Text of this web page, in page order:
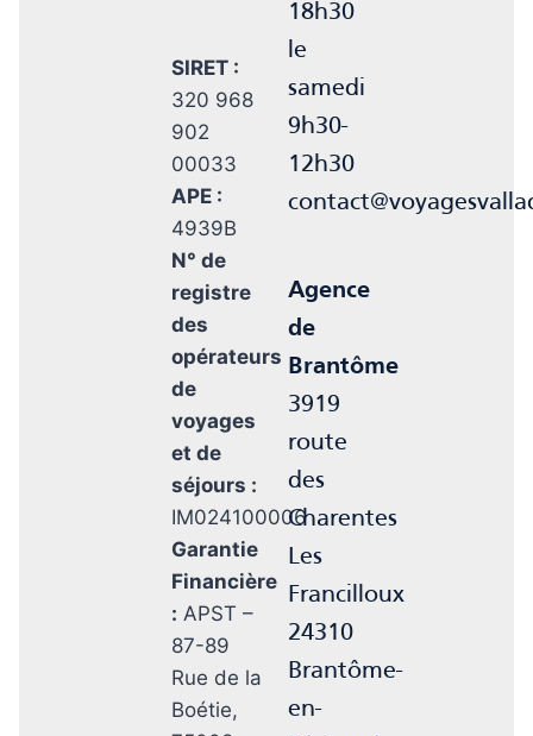
SIRET :
320 968
902
00033
APE :
4939B
N° de
registre
des
opérateurs
de
voyages
et de
séjours :
IM024100006
Garantie
Financière
: APST –
87-89
Rue de la
Boétie,
18h30
le
samedi
9h30-
12h30
Agence
de
Brantôme
3919
route
des
Charentes
Les
Francilloux
24310
Brantôme-
en-